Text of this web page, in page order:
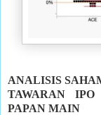
ANALISIS
TAWARAN
PAPAN MAIN